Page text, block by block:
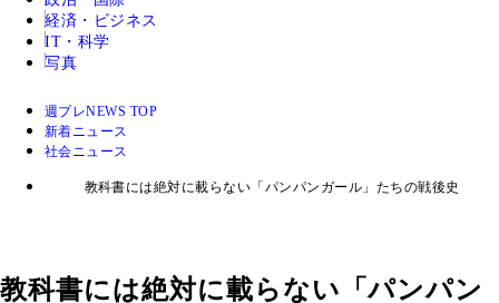
経済・ビジネス
IT・科学
写真
週プレNEWS TOP
新着ニュース
社会ニュース
教科書には絶対に載らない「パンパンガール」たちの戦後史
教科書には絶対に載らない「パンパン